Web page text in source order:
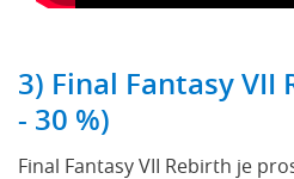
3) Final Fantasy VII
- 30 %)
Final Fantasy VII Rebirth je